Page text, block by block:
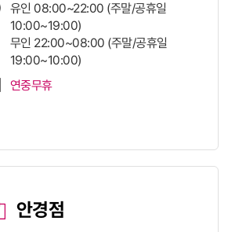
유인 08:00~22:00 (주말/공휴일
10:00~19:00)
무인 22:00~08:00 (주말/공휴일
19:00~10:00)
연중무휴
안경점